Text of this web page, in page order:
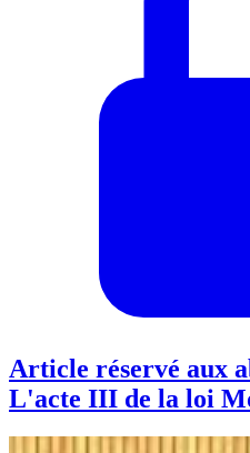
Article réservé aux
L'acte III de la loi